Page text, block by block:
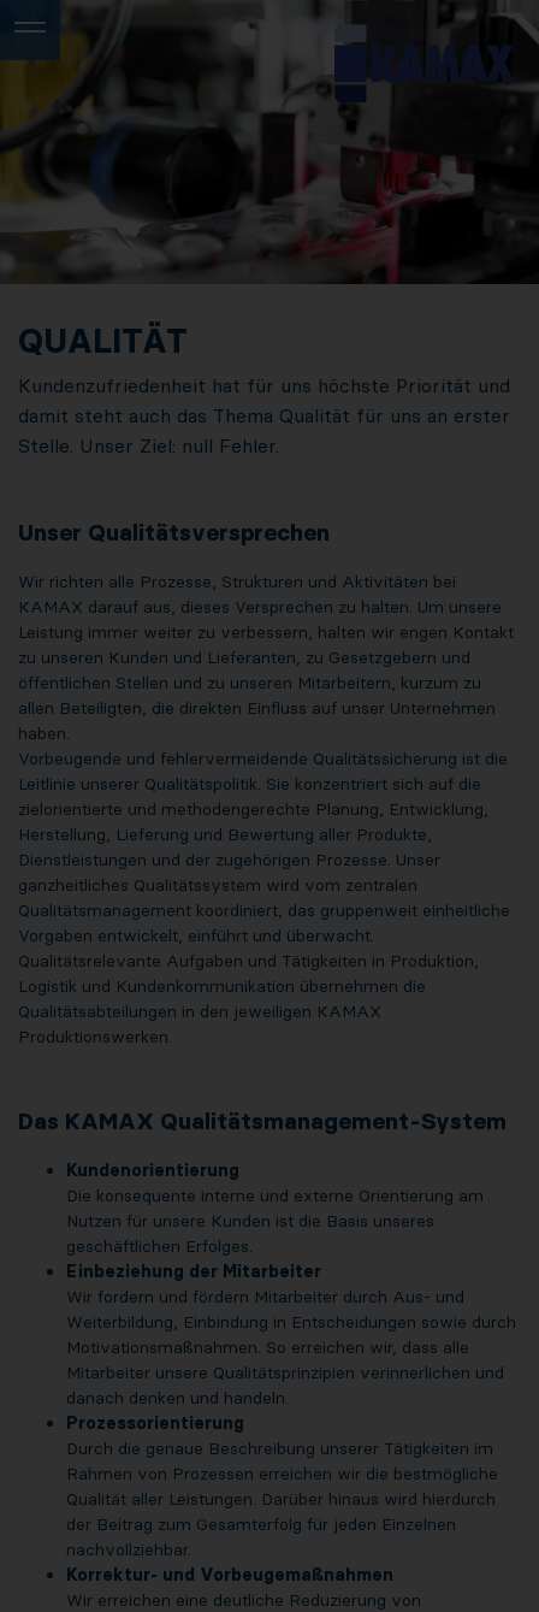
QUALITÄT
Kundenzufriedenheit hat für uns höchste Priorität und
damit steht auch das Thema Qualität für uns an erster
Stelle. Unser Ziel: null Fehler.
Unser Qualitätsversprechen
Wir richten alle Prozesse, Strukturen und Aktivitäten bei
KAMAX darauf aus, dieses Versprechen zu halten. Um unsere
Leistung immer weiter zu verbessern, halten wir engen Kontakt
zu unseren Kunden und Lieferanten, zu Gesetzgebern und
öffentlichen Stellen und zu unseren Mitarbeitern, kurzum zu
allen Beteiligten, die direkten Einfluss auf unser Unternehmen
haben.
Vorbeugende und fehlervermeidende Qualitätssicherung ist die
Leitlinie unserer Qualitätspolitik. Sie konzentriert sich auf die
zielorientierte und methodengerechte Planung, Entwicklung,
Herstellung, Lieferung und Bewertung aller Produkte,
Dienstleistungen und der zugehörigen Prozesse. Unser
ganzheitliches Qualitätssystem wird vom zentralen
Qualitätsmanagement koordiniert, das gruppenweit einheitliche
Vorgaben entwickelt, einführt und überwacht.
Qualitätsrelevante Aufgaben und Tätigkeiten in Produktion,
Logistik und Kundenkommunikation übernehmen die
Qualitätsabteilungen in den jeweiligen KAMAX
Produktionswerken.
Das KAMAX Qualitätsmanagement-System
Kundenorientierung
Die konsequente interne und externe Orientierung am
Nutzen für unsere Kunden ist die Basis unseres
geschäftlichen Erfolges.
Einbeziehung der Mitarbeiter
Wir fordern und fördern Mitarbeiter durch Aus- und
Weiterbildung, Einbindung in Entscheidungen sowie durch
Motivationsmaßnahmen. So erreichen wir, dass alle
Mitarbeiter unsere Qualitätsprinzipien verinnerlichen und
danach denken und handeln.
Prozessorientierung
Durch die genaue Beschreibung unserer Tätigkeiten im
Rahmen von Prozessen erreichen wir die bestmögliche
Qualität aller Leistungen. Darüber hinaus wird hierdurch
der Beitrag zum Gesamterfolg für jeden Einzelnen
nachvollziehbar.
Korrektur- und Vorbeugemaßnahmen
Wir erreichen eine deutliche Reduzierung von